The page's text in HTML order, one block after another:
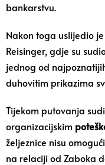
bankarstvu.
Nakon toga uslijedio
Reisinger, gdje su
jednog od
duhovitim prikazima
Tijekom putovanja
organizacijskim
željeznice nisu
na relaciji od Zaboka